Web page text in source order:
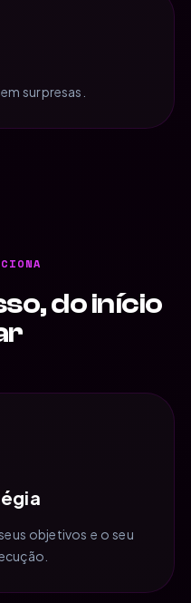
surpresas.
do início
objetivos e o seu